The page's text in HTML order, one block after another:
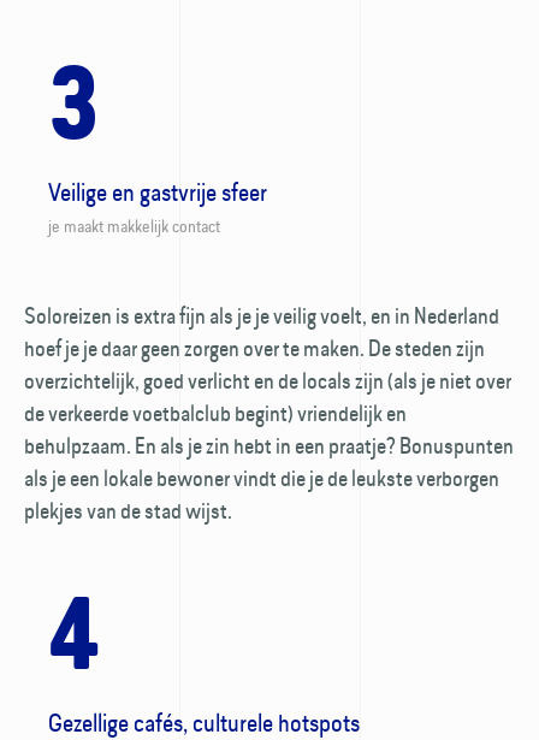
3
Veilige en gastvrije sfeer
je maakt makkelijk contact
Soloreizen is extra fijn als je je veilig voelt, en in Nederland
hoef je je daar geen zorgen over te maken. De steden zijn
overzichtelijk, goed verlicht en de locals zijn (als je niet over
de verkeerde voetbal­club begint) vriendelijk en
behulpzaam. En als je zin hebt in een praatje? Bonus­punten
als je een lokale bewoner vindt die je de leukste verborgen
plekjes van de stad wijst.
4
Gezellige cafés, culturele hotspots